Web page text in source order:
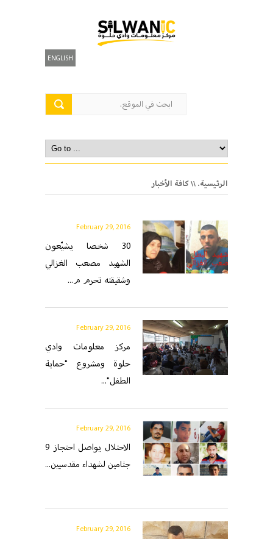
ENGLISH
الرئيسية.\\ كافة الأخبار
February 29, 2016
30 شخصا يشيّعون
الشهيد مصعب الغزالي
وشقيقته تحرم م...
February 29, 2016
مركز معلومات وادي
حلوة ومشروع "حماية
الطفل"...
February 29, 2016
الاحتلال يواصل احتجاز 9
جثامين لشهداء مقدسيين...
February 29, 2016